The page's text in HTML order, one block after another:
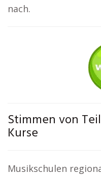
nach.
Stimmen von
Kurse
Musikschulen